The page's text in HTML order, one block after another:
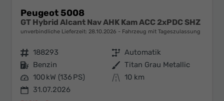
Peugeot 5008
GT Hybrid Alcant Nav AHK Kam ACC 2xPDC SHZ
unverbindliche Lieferzeit: 28.10.2026 Fahrzeug mit Tageszulassung
Fahrzeugnr. 188293 Getriebe Automatik
Kraftstoff Benzin Außenfarbe Titan Grau Metallic
Leistung 100 kW (136 PS) Kilometerstand 10 km
31.07.2026